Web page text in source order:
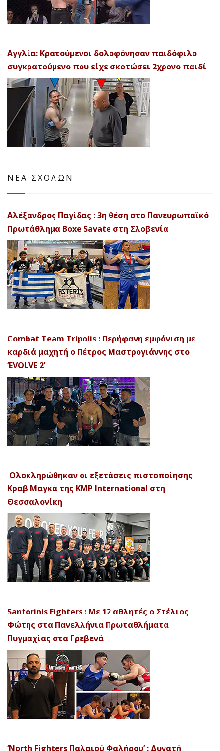
Αγγλία: Κρατούμενοι δολοφόνησαν παιδόφιλο
συγκρατούμενο που είχε σκοτώσει 2χρονο παιδί
ΝΕΑ ΣΧΟΛΩΝ
Αλέξανδρος Παγίδας : 3η θέση στο Πανευρωπαϊκό
Πρωτάθλημα Boxe Savate στη Σλοβενία
Combat Team Tripolis : Περήφανη εμφάνιση με
καρδιά μαχητή ο Πέτρος Μαστρογιάννης στο
‘EVOLVE 2’
Ολοκληρώθηκαν οι εξετάσεις πιστοποίησης
Κραβ Μαγκά της KMP International στη
Θεσσαλονίκη
Santorinis Fighters : Με 12 αθλητές ο Στέλιος
Φώτης στα Πανελλήνια Πρωταθλήματα
Πυγμαχίας στα Γρεβενά
‘North Fighters Παλαιού Φαλήρου’ : Δυνατή